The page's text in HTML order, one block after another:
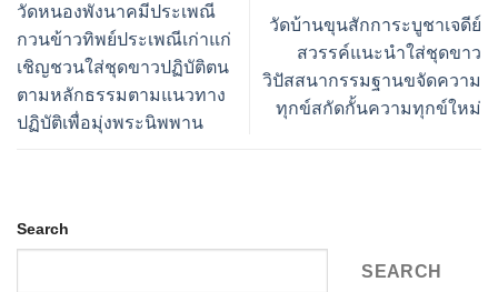
วัดหนองพังนาคมีประเพณี
กวนข้าวทิพย์ประเพณีเก่าแก่
เชิญชวนใส่ชุดขาวปฏิบัติตน
ตามหลักธรรมตามแนวทาง
ปฏิบัติเพื่อมุ่งพระนิพพาน
วัดบ้านขุนสักการะบูชาเจดีย์
สวรรค์แนะนำใส่ชุดขาว
วิปัสสนากรรมฐานขจัดความ
ทุกข์สกัดกั้นความทุกข์ใหม่
Search
SEARCH